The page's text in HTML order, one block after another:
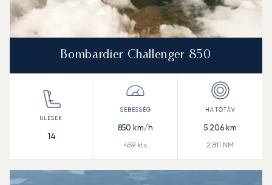
Bombardier Challenger 850
14
850 km/h
459 kts
5 206km
2 811 NM